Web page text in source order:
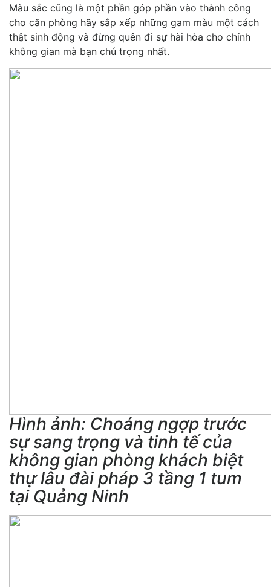
Màu sắc cũng là một phần góp phần vào thành công
cho căn phòng hãy sắp xếp những gam màu một cách
thật sinh động và đừng quên đi sự hài hòa cho chính
không gian mà bạn chú trọng nhất.
Hình ảnh: Choáng ngợp trước
sự sang trọng và tinh tế của
không gian phòng khách biệt
thự lâu đài pháp 3 tầng 1 tum
tại Quảng Ninh